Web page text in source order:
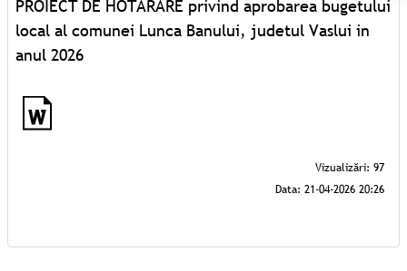
PROIECT DE HOTARARE privind aprobarea bugetului
local al comunei Lunca Banului, judetul Vaslui in
anul 2026